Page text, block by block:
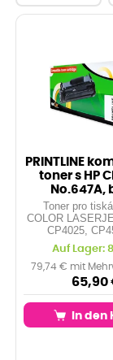
PRINTLINE
toner s HP
No.647A,
Toner pro
COLOR
CP4025,
Kapacita: 8.500
black
Auf Lager:
79,74 € mit
65,90
In den